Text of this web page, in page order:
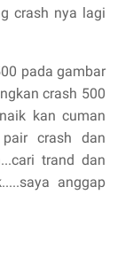
crash nya lagi
pada gambar
crash 500
kan cuman
pair crash dan
trand dan
anggap